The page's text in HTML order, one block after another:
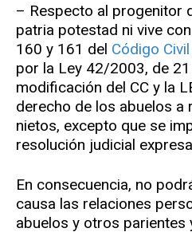
– Respecto al progenitor
patria potestad ni vive
160 y 161 del Código Civil
por la Ley 42/2003, de
modificación del CC y la
derecho de los abuelos a
nietos, excepto que se
resolución judicial
En consecuencia, no
causa las relaciones
abuelos y otros parientes